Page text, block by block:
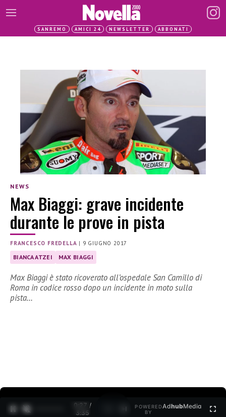
SANREMO AMICI 24 NEWSLETTER ABBONATI
NEWS
Max Biaggi: grave incidente
durante le prove in pista
FRANCESCO FREDELLA | 9 GIUGNO 2017
BIANCA ATZEI MAX BIAGGI
Max Biaggi è stato ricoverato all’ospedale San Camillo di
Roma in codice rosso dopo un incidente in moto sulla
pista…
0:27 /
3:35
POWERED
BY
AdhubMedia